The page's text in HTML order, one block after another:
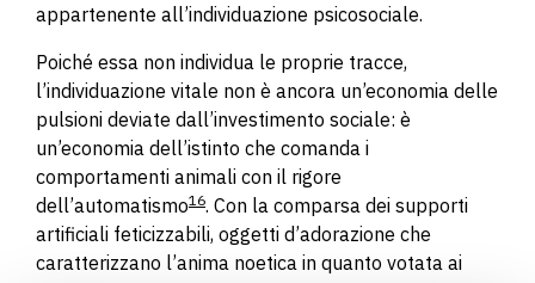
appartenente all’individuazione psicosociale.
Poiché essa non individua le proprie tracce,
l’individuazione vitale non è ancora un’economia delle
pulsioni deviate dall’investimento sociale: è
un’economia dell’istinto che comanda i
comportamenti animali con il rigore
dell’automatismo16. Con la comparsa dei supporti
artificiali feticizzabili, oggetti d’adorazione che
caratterizzano l’anima noetica in quanto votata ai